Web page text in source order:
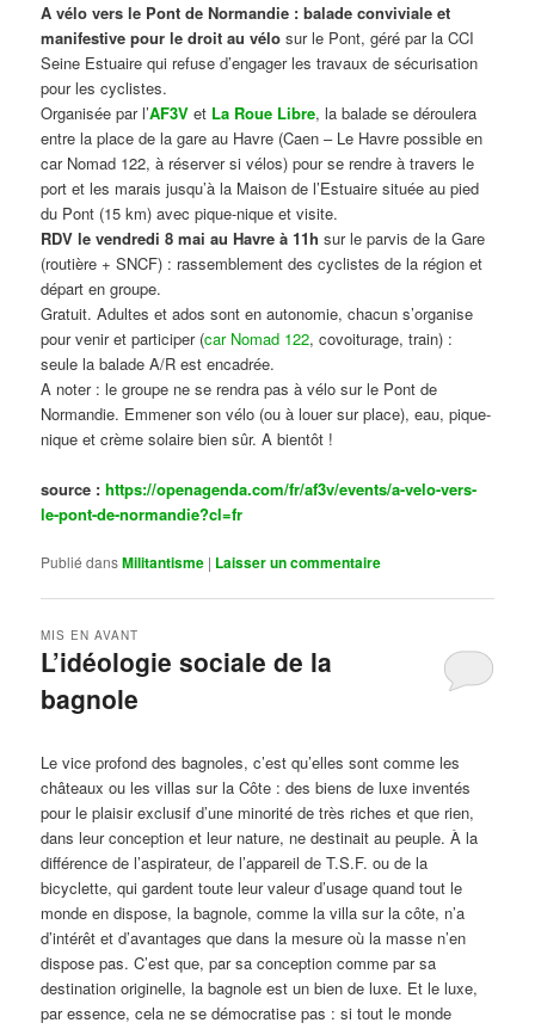
A vélo vers le Pont de Normandie : balade conviviale et
manifestive pour le droit au vélo sur le Pont, géré par la CCI
Seine Estuaire qui refuse d’engager les travaux de sécurisation
pour les cyclistes.
Organisée par l’AF3V et La Roue Libre, la balade se déroulera
entre la place de la gare au Havre (Caen – Le Havre possible en
car Nomad 122, à réserver si vélos) pour se rendre à travers le
port et les marais jusqu’à la Maison de l’Estuaire située au pied
du Pont (15 km) avec pique-nique et visite.
RDV le vendredi 8 mai au Havre à 11h sur le parvis de la Gare
(routière + SNCF) : rassemblement des cyclistes de la région et
départ en groupe.
Gratuit. Adultes et ados sont en autonomie, chacun s’organise
pour venir et participer (car Nomad 122, covoiturage, train) :
seule la balade A/R est encadrée.
A noter : le groupe ne se rendra pas à vélo sur le Pont de
Normandie. Emmener son vélo (ou à louer sur place), eau, pique-
nique et crème solaire bien sûr. A bientôt !
source :https://openagenda.com/fr/af3v/events/a-velo-vers-
le-pont-de-normandie?cl=fr
Publié dansMilitantisme | Laisser un commentaire
L’idéologie sociale de la
bagnole
MIS EN AVANT
Le vice profond des bagnoles, c’est qu’elles sont comme les
châteaux ou les villas sur la Côte : des biens de luxe inventés
pour le plaisir exclusif d’une minorité de très riches et que rien,
dans leur conception et leur nature, ne destinait au peuple. À la
différence de l’aspirateur, de l’appareil de T.S.F. ou de la
bicyclette, qui gardent toute leur valeur d’usage quand tout le
monde en dispose, la bagnole, comme la villa sur la côte, n’a
d’intérêt et d’avantages que dans la mesure où la masse n’en
dispose pas. C’est que, par sa conception comme par sa
destination originelle, la bagnole est un bien de luxe. Et le luxe,
par essence, cela ne se démocratise pas : si tout le monde